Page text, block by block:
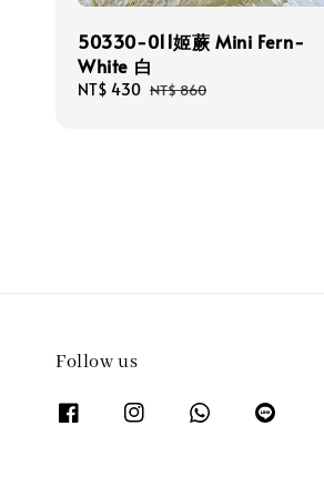
50330-011姬蕨 Mini Fern-
White 白
Sale
NT$ 430 Regular
NT$ 860
Follow us